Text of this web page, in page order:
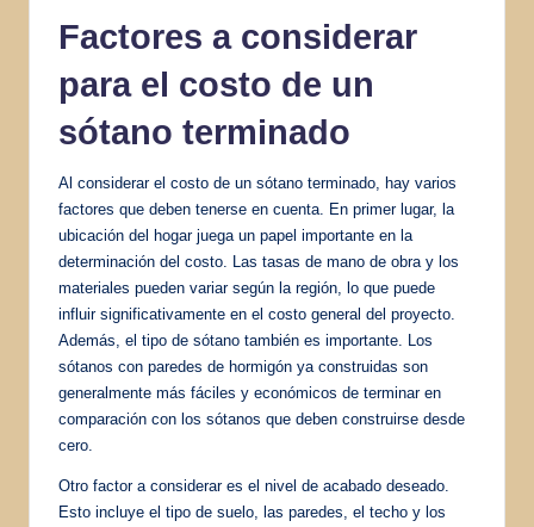
Factores a considerar
para el costo de un
sótano terminado
Al considerar el costo de un sótano terminado, hay varios
factores que deben tenerse en cuenta. En primer lugar, la
ubicación del hogar juega un papel importante en la
determinación del costo. Las tasas de mano de obra y los
materiales pueden variar según la región, lo que puede
influir significativamente en el costo general del proyecto.
Además, el tipo de sótano también es importante. Los
sótanos con paredes de hormigón ya construidas son
generalmente más fáciles y económicos de terminar en
comparación con los sótanos que deben construirse desde
cero.
Otro factor a considerar es el nivel de acabado deseado.
Esto incluye el tipo de suelo, las paredes, el techo y los